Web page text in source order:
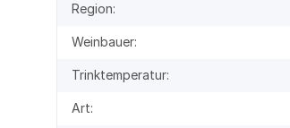
Region:
Weinbauer:
Trinktemperatur:
Art: